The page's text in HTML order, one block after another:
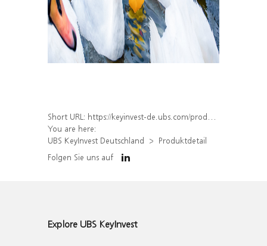
Short URL: https://keyinvest-de.ubs.com/produkt/detail/index/isin/DE000WA8QG88
You are here:
UBS KeyInvest Deutschland
Produktdetail
Folgen Sie uns auf
Explore UBS KeyInvest